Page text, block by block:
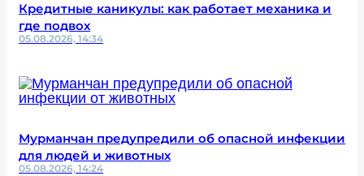
Кредитные каникулы: как работает механика и
где подвох
05.08.2026, 14:34
Мурманчан предупредили об опасной инфекции
для людей и животных
05.08.2026, 14:24